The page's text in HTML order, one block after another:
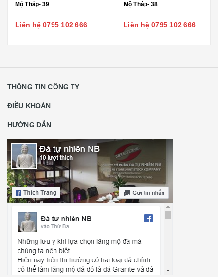
Mộ Tháp- 39
Liên hệ 0795 102 666
Mộ Tháp- 38
Liên hệ 0795 102 666
THÔNG TIN CÔNG TY
ĐIỀU KHOẢN
HƯỚNG DẪN